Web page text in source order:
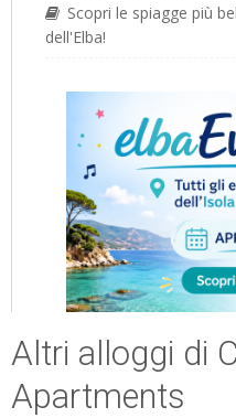
Scopri le spiagge più
dell'Elba!
Altri alloggi di
Apartments